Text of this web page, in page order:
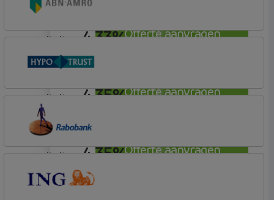
Offerte aanvragen
4,33%
Offerte aanvragen
annuiteit
4,35%
Offerte aanvragen
Budget
annuiteit
4,35%
Conneqt vh HypoTrust
Elan Plus
annuiteit
Basisvoorwaarden (incl korting)